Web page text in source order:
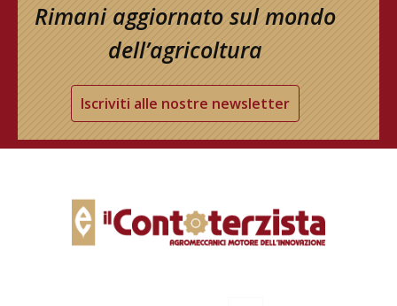
Rimani aggiornato sul mondo
dell’agricoltura
Iscriviti alle nostre newsletter